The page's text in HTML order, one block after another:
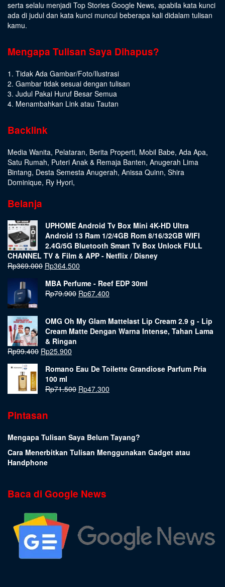
serta selalu menjadi Top Stories Google News, apabila kata kunci
ada di judul dan kata kunci muncul beberapa kali didalam tulisan
kamu.
Mengapa Tulisan Saya Dihapus?
1. Tidak Ada Gambar/Foto/Ilustrasi
2. Gambar tidak sesuai dengan tulisan
3. Judul Pakai Huruf Besar Semua
4. Menambahkan Link atau Tautan
Backlink
Media Wanita, Pelataran, Berita Properti, Mobil Babe, Ada Apa,
Satu Rumah, Puteri Anak & Remaja Banten, Anugerah Lima
Bintang, Desta Semesta Anugerah, Anissa Quinn, Shira
Dominique, Ry Hyori,
Belanja
UPHOME Android Tv Box Mini 4K-HD Ultra
Android 13 Ram 1/2/4GB Rom 8/16/32GB WIFI
2.4G/5G Bluetooth Smart Tv Box Unlock FULL
CHANNEL TV & Film & APP - Netflix / Disney
Rp369.000 Rp364.500
MBA Perfume - Reef EDP 30ml
Rp79.900 Rp67.400
OMG Oh My Glam Mattelast Lip Cream 2.9 g - Lip
Cream Matte Dengan Warna Intense, Tahan Lama
& Ringan
Rp99.400 Rp25.900
Romano Eau De Toilette Grandiose Parfum Pria
100 ml
Rp71.500 Rp47.300
Pintasan
Mengapa Tulisan Saya Belum Tayang?
Cara Menerbitkan Tulisan Menggunakan Gadget atau
Handphone
Baca di Google News